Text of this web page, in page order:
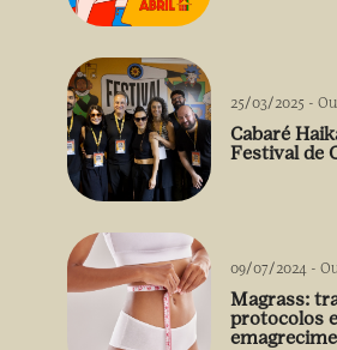
25/03/2025 -
Cabaré
Festival de
09/07/2024 -
Magrass:
protocolos